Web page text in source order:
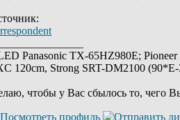
Panasonic TX-65HZ980E;
120cm, Strong SRT-DM2100
чтобы у Вас сбылось то, чего